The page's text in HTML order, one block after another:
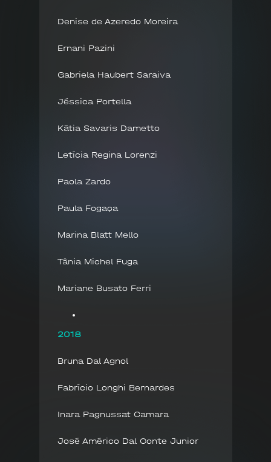
Denise de Azeredo Moreira
Ernani Pazini
Gabriela Haubert Saraiva
Jéssica Portella
Kátia Savaris Dametto
Letícia Regina Lorenzi
Paola Zardo
Paula Fogaça
Marina Blatt Mello
Tânia Michel Fuga
Mariane Busato Ferri
2018
Bruna Dal Agnol
Fabrício Longhi Bernardes
Inara Pagnussat Camara
José Américo Dal Conte Junior